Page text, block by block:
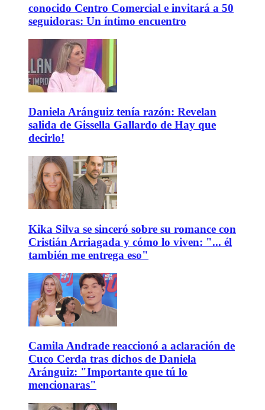
conocido Centro Comercial e invitará a 50
seguidoras: Un íntimo encuentro
Daniela Aránguiz tenía razón: Revelan
salida de Gissella Gallardo de Hay que
decirlo!
Kika Silva se sinceró sobre su romance con
Cristián Arriagada y cómo lo viven: "... él
también me entrega eso"
Camila Andrade reaccionó a aclaración de
Cuco Cerda tras dichos de Daniela
Aránguiz: "Importante que tú lo
mencionaras"